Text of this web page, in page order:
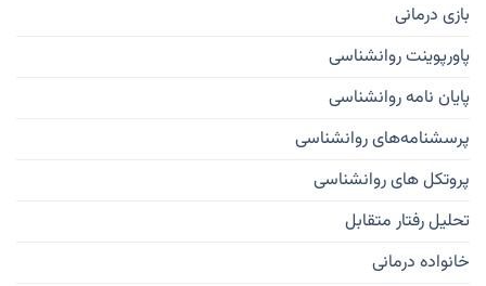
بازی درمانی
پاورپوینت روانشناسی
پایان نامه روانشناسی
پرسشنامه‌های روانشناسی
پروتکل های روانشناسی
تحلیل رفتار متقابل
خانواده درمانی